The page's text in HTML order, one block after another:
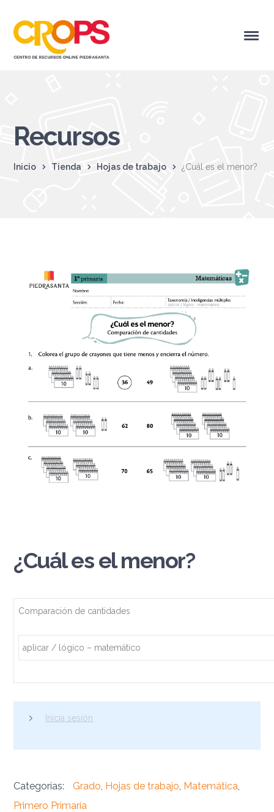
Recursos
Inicio Tienda Hojas de trabajo ¿Cuál es el menor?
¿Cuál es el menor?
Comparación de cantidades
aplicar / lógico – matemático
Inicia sesión
Categorías: Grado Hojas de trabajo Matemática
Primero Primaria